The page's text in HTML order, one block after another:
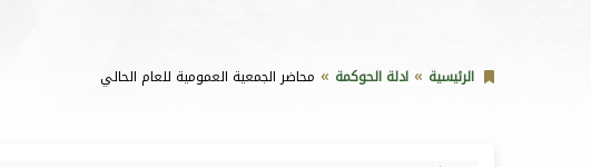
الرئيسية ادلة الحوكمة محاضر الجمعية العمومية للعام الحالي